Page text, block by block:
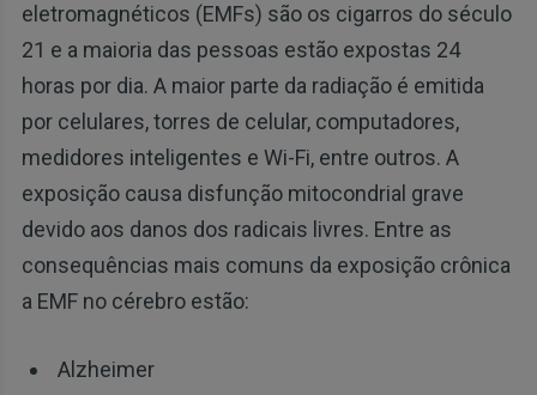
eletromagnéticos (EMFs) são os cigarros do século
21 e a maioria das pessoas estão expostas 24
horas por dia. A maior parte da radiação é emitida
por celulares, torres de celular, computadores,
medidores inteligentes e Wi-Fi, entre outros. A
exposição causa disfunção mitocondrial grave
devido aos danos dos radicais livres. Entre as
consequências mais comuns da exposição crônica
a EMF no cérebro estão:
Alzheimer